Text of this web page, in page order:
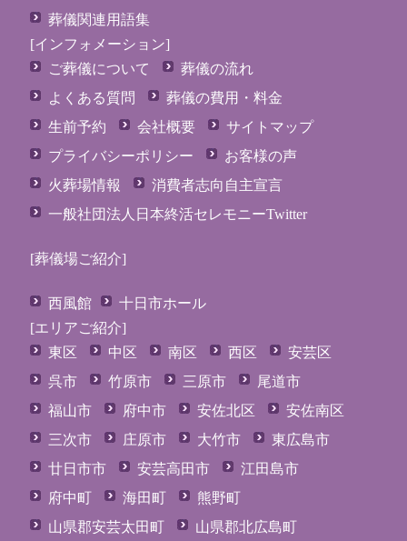
葬儀関連用語集
[インフォメーション]
ご葬儀について
葬儀の流れ
よくある質問
葬儀の費用・料金
生前予約
会社概要
サイトマップ
プライバシーポリシー
お客様の声
火葬場情報
消費者志向自主宣言
一般社団法人日本終活セレモニーTwitter
[葬儀場ご紹介]
西風館
十日市ホール
[エリアご紹介]
東区
中区 南区 西区
安芸区
呉市
竹原市 三原市
尾道市
福山市
府中市 安佐北区
安佐南区
三次市
庄原市 大竹市
東広島市
廿日市市
安芸高田市
江田島市
府中町
海田町
熊野町
山県郡安芸太田町
山県郡北広島町